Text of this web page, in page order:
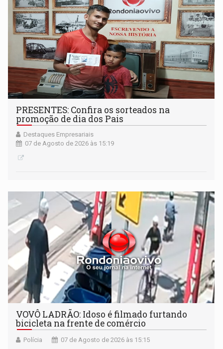
PRESENTES: Confira os sorteados na
promoção de dia dos Pais
Destaques Empresariais
07 de Agosto de 2026 às 15:19
VOVÔ LADRÃO: Idoso é filmado furtando
bicicleta na frente de comércio
Polícia 07 de Agosto de 2026 às 15:15